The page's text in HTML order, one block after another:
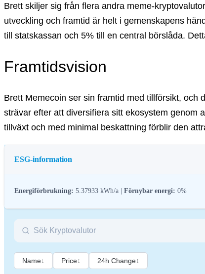
Brett skiljer sig från flera andra meme-
utveckling och framtid är helt i gemenskapens
till statskassan och 5% till en central börslåda.
Framtidsvision
Brett Memecoin ser sin framtid med tillförsikt, och
strävar efter att diversifiera sitt ekosystem genom
tillväxt och med minimal beskattning förblir den
ESG-information
Energiförbrukning: 5.37933 kWh/a | Förnybar energi: 0%
ESG-reglering (miljö, socialt ansvar och bolagsstyrning) för
kryptobranschen till bredare hållbarhets- och samhällsmål. Dessa
Namn
Name↓ Price↕ 24h Change↕